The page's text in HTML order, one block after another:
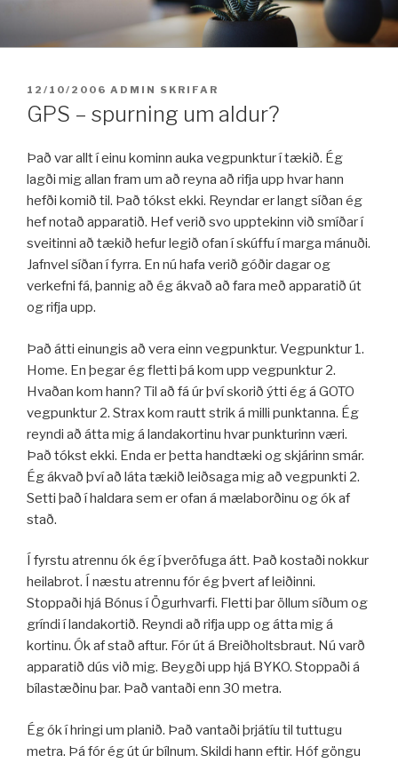
efni
BIRT:
12/10/2006 ADMIN SKRIFAR
GPS – spurning um aldur?
Það var allt í einu kominn auka vegpunktur í tækið. Ég
lagði mig allan fram um að reyna að rifja upp hvar hann
hefði komið til. Það tókst ekki. Reyndar er langt síðan ég
hef notað apparatið. Hef verið svo upptekinn við smíðar í
sveitinni að tækið hefur legið ofan í skúffu í marga mánuði.
Jafnvel síðan í fyrra. En nú hafa verið góðir dagar og
verkefni fá, þannig að ég ákvað að fara með apparatið út
og rifja upp.
Það átti einungis að vera einn vegpunktur. Vegpunktur 1.
Home. En þegar ég fletti þá kom upp vegpunktur 2.
Hvaðan kom hann? Til að fá úr því skorið ýtti ég á GOTO
vegpunktur 2. Strax kom rautt strik á milli punktanna. Ég
reyndi að átta mig á landakortinu hvar punkturinn væri.
Það tókst ekki. Enda er þetta handtæki og skjárinn smár.
Ég ákvað því að láta tækið leiðsaga mig að vegpunkti 2.
Setti það í haldara sem er ofan á mælaborðinu og ók af
stað.
Í fyrstu atrennu ók ég í þveröfuga átt. Það kostaði nokkur
heilabrot. Í næstu atrennu fór ég þvert af leiðinni.
Stoppaði hjá Bónus í Ögurhvarfi. Fletti þar öllum síðum og
gríndi í landakortið. Reyndi að rifja upp og átta mig á
kortinu. Ók af stað aftur. Fór út á Breiðholtsbraut. Nú varð
apparatið dús við mig. Beygði upp hjá BYKO. Stoppaði á
bílastæðinu þar. Það vantaði enn 30 metra.
Ég ók í hringi um planið. Það vantaði þrjátíu til tuttugu
metra. Þá fór ég út úr bílnum. Skildi hann eftir. Hóf göngu